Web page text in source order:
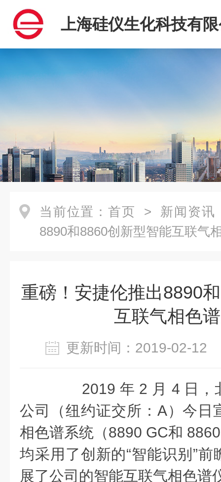
上海硅仪生化科技有
当前位置： 首页 > 新闻资讯
8890和8860创新型智能互联气
重磅！安捷伦推出8890
互联气相色
更新时间：2019-02-
2019 年 2 月 4 日，
公司（纽约证交所：A）今日
相色谱系统（8890 GC和
均采用了创新的“智能识别”
展了公司的智能互联气相色谱